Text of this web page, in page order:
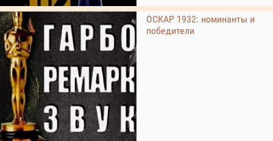
ОСКАР 1932: номинанты и
победители